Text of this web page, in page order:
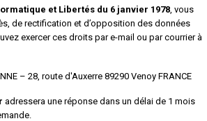
et Libertés du 6 janvier 1978, vous
de rectification et d’opposition des données
exercer ces droits par e-mail ou par courrier à
– 28, route d'Auxerre 89290 Venoy FRANCE
adressera une réponse dans un délai de 1 mois